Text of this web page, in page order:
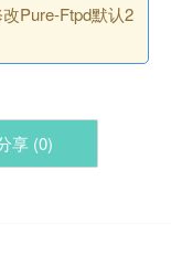
Pure-Ftpd默认2
享 (0)